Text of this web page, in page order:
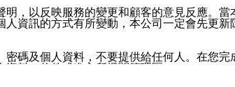
明，以反映服務的變更和顧客的意見反應。
人資訊的方式有所變動，本公司一定會先更
密碼及個人資料，不要提供給任何人。在您
料、信件或進入所機關管理區。